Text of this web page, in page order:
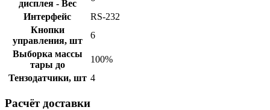
дисплея - Вес
Интерфейс
RS-232
Кнопки
управления, шт
6
Выборка массы
тары до
100%
Тензодатчики, шт 4
Расчёт доставки